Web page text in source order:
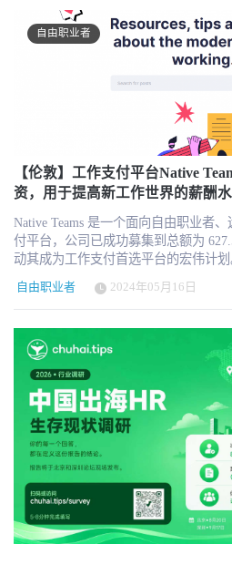
导的新时代，Upwork 正在以极具战略
台化基础设施。在全球人才流动日益
景下，其对AI与企业用工服务的双重
五年里，从“最大自由职业平台”变为“
桌”（My Desk）、带有详细报告和周
报表和交易（收入和支出）。Zodot
缝集成来提高生产力、效率和增长。
高效、更直接、更灵活的合作方式，
人工智能平台，从根本上简化了公司
独立人才（最初是市场营销方面的人
协作工具，使各方都能在一个单一、
传统的大型机构获得外部支持对于大
此，大多数企业只能依靠捉襟见肘的非专
目标无法实现，员工疲于奔命，市场
地成为自己的自由职业者，各种规模
型代理模式、降低成本和提高成果的机会。 然而，由于人才
规模地规避这些传统解决方案。
站式解决方案，使其能够以适合自身
所需的确切支持。 “Passionfruit联合创始人兼首席执行官Raffi Salama
说："我们之所以创办公司，是因为我
种更灵活的方式经营，从而推动更高
的愿景投下的信任票，我们的愿景是
式工作，同时让企业以更具成本效益
人在合适的时间出现在合适的地点。 联合创始人兼首席产品官 Issah
Abdul Moomin 说： “对很多人来说，
为其最重要的挑战提供合适的专业知
的机会方面也面临障碍。这笔资金使
让独立工作者和企业能够高效、富有成效地合作
Passionfruit 能够继续开发世界一流的
业之间的合作，进一步拓展北美市场
注，以便在整个发展规划、执行和报
Seaya 创始人兼管理合伙人 Beatriz
自由职业者
【伦敦】工作支付平台Native
资，用于提高新工作世界的薪酬
Native Teams 是一个面向自由职业者
付平台，公司已成功募集到总额为
动其成为工作支付首选平台的宏伟计划。 公司获得了现有投
Eleven Ventures 和 Fil Rouge Capital 以
Begin Capital 等的支持。这笔新投资是
强其金融服务平台以提高主要市场产
务的认可。 Native Teams 专门提供工作支付解决方案，帮助个人和
企业在一个集中的平台上简化全球薪
已迅速扩展到 65 个国家，在目标市
队。 在过去几年中，EOR（记录雇主）行业已日趋成熟，而 Native
Teams 则处于传统 EOR 提供商和通
此，Native Teams 能够以高度灵活、
于工作支付。 "我们很高兴地宣布完成这轮 A 轮前投资。这证明了
我们的团队在过去一年里取得的进步
性和透明性应用于全球更多用户的工作
师兼联合创始人 Alex Mitrevska 表示
合的优秀投资者加入我们的行列，共
酬。 Begin Capital 是一家总部位于伦敦的风险投资基金，专注于对
自由职业者 2024年05月16日